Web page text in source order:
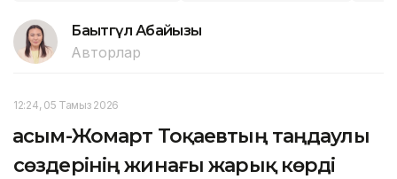
Бақытгүл Абайқызы
Авторлар
12:24, 05 Тамыз 2026
Қасым-Жомарт Тоқаевтың таңдаулы
сөздерінің жинағы жарық көрді